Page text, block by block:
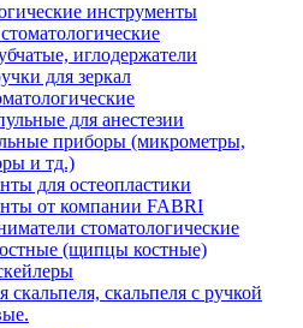
инструменты
иглодержатели
для зеркал
для анестезии
приборы (микрометры,
и тд.)
для остеопластики
от компании FABRI
стоматологические
(щипцы костные)
скальпеля, скальпеля с ручкой